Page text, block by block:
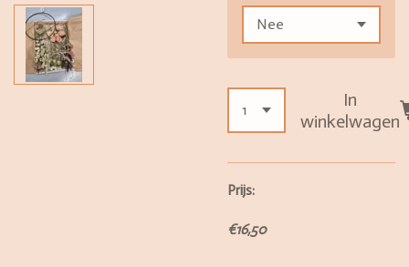
In
winkelwagen
Prijs:
€16,50